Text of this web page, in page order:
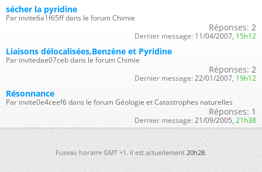
sécher la pyridine
Par invite6a1f65ff dans le forum Chimie
Réponses: 2
Dernier message: 11/04/2007, 15h12
Liaisons délocalisées,Benzène et Pyridine
Par invitedae07ceb dans le forum Chimie
Réponses: 2
Dernier message: 22/01/2007, 19h12
Résonnance
Par invite0e4ceef6 dans le forum Géologie et Catastrophes naturelles
Réponses: 1
Dernier message: 21/09/2005, 21h38
Fuseau horaire GMT +1. Il est actuellement20h28.